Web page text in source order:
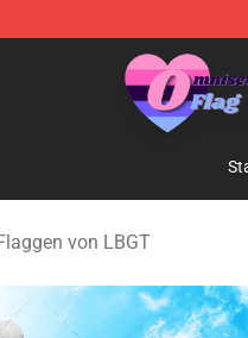
Flag Store - The Best Store
von LBGT